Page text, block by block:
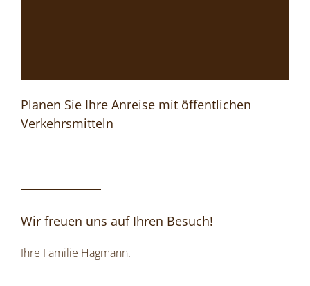
Planen Sie Ihre Anreise mit öffentlichen
Verkehrsmitteln
Wir freuen uns auf Ihren Besuch!
Ihre Familie Hagmann.